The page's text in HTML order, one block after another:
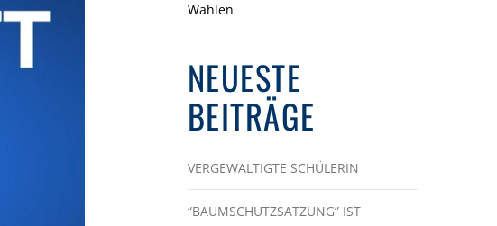
Wahlen
NEUESTE
BEITRÄGE
VERGEWALTIGTE SCHÜLERIN
“BAUMSCHUTZSATZUNG” IST